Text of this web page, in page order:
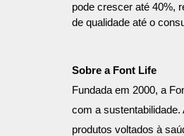
pode crescer até 40%,
de qualidade até o
Sobre a Font Life
Fundada em 2000, a
com a
produtos voltados à